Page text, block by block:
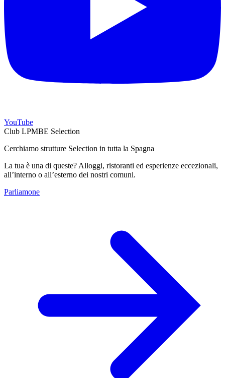
YouTube
Club LPMBE Selection
Cerchiamo strutture Selection in tutta la Spagna
La tua è una di queste? Alloggi, ristoranti ed esperienze eccezionali,
all’interno o all’esterno dei nostri comuni.
Parliamone